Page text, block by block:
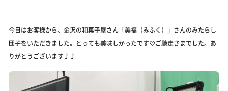
今日はお客様から、金沢の和菓子屋さん「美福（みふく）」さんのみたらし
団子をいただきました。とっても美味しかったです♡ご馳走さまでした。あ
りがとうございます♪♪